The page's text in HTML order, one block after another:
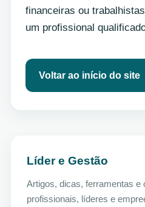
financeiras ou
um profissional
Voltar ao início do site
Líder e Gestão
Artigos, dicas, ferramentas e
profissionais, líderes e